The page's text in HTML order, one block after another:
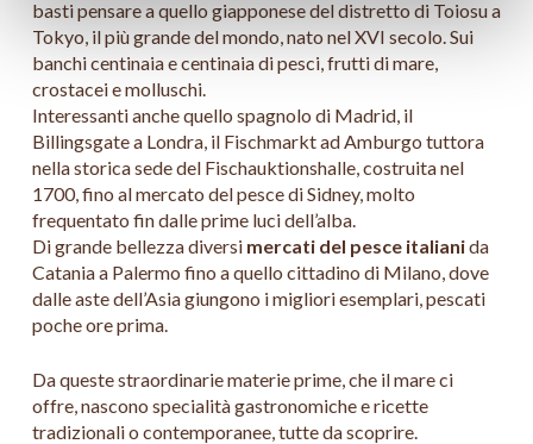
basti pensare a quello giapponese del distretto di Toiosu a
Tokyo, il più grande del mondo, nato nel XVI secolo. Sui
banchi centinaia e centinaia di pesci, frutti di mare,
crostacei e molluschi.
Interessanti anche quello spagnolo di Madrid, il
Billingsgate a Londra, il Fischmarkt ad Amburgo tuttora
nella storica sede del Fischauktionshalle, costruita nel
1700, fino al mercato del pesce di Sidney, molto
frequentato fin dalle prime luci dell’alba.
Di grande bellezza diversi mercati del pesce italianida
Catania a Palermo fino a quello cittadino di Milano, dove
dalle aste dell’Asia giungono i migliori esemplari, pescati
poche ore prima.
Da queste straordinarie materie prime, che il mare ci
offre, nascono specialità gastronomiche e ricette
tradizionali o contemporanee, tutte da scoprire.